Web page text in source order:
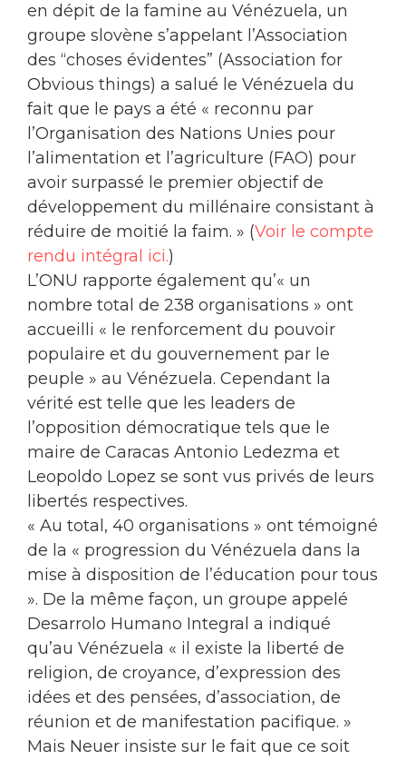
en dépit de la famine au Vénézuela, un
groupe slovène s’appelant l’Association
des “choses évidentes” (Association for
Obvious things) a salué le Vénézuela du
fait que le pays a été « reconnu par
l’Organisation des Nations Unies pour
l’alimentation et l’agriculture (FAO) pour
avoir surpassé le premier objectif de
développement du millénaire consistant à
réduire de moitié la faim. » (Voir le compte
rendu intégral ici.)
L’ONU rapporte également qu’« un
nombre total de 238 organisations » ont
accueilli « le renforcement du pouvoir
populaire et du gouvernement par le
peuple » au Vénézuela. Cependant la
vérité est telle que les leaders de
l’opposition démocratique tels que le
maire de Caracas Antonio Ledezma et
Leopoldo Lopez se sont vus privés de leurs
libertés respectives.
« Au total, 40 organisations » ont témoigné
de la « progression du Vénézuela dans la
mise à disposition de l’éducation pour tous
». De la même façon, un groupe appelé
Desarrolo Humano Integral a indiqué
qu’au Vénézuela « il existe la liberté de
religion, de croyance, d’expression des
idées et des pensées, d’association, de
réunion et de manifestation pacifique. »
Mais Neuer insiste sur le fait que ce soit